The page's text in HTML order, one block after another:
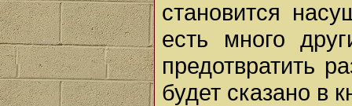
становится
есть много
предотвратить
будет сказано в